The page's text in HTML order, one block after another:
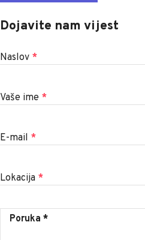
Dojavite nam vijest
Naslov *
Vaše ime *
E-mail *
Lokacija *